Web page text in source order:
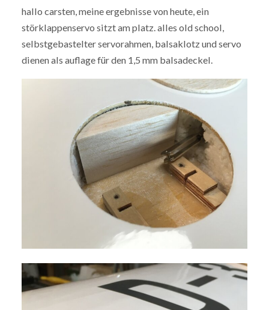
hallo carsten, meine ergebnisse von heute, ein
störklappenservo sitzt am platz. alles old school,
selbstgebastelter servorahmen, balsaklotz und servo
dienen als auflage für den 1,5 mm balsadeckel.